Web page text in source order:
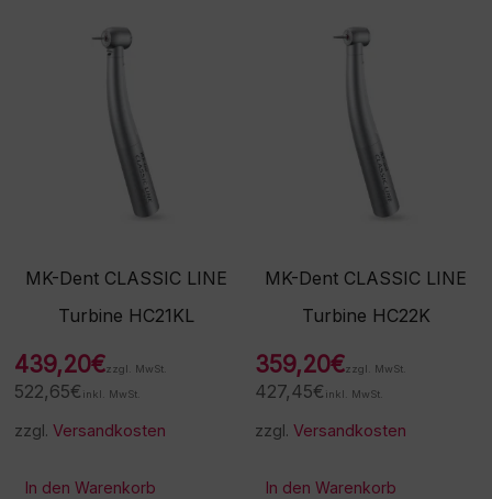
MK-Dent CLASSIC LINE
Turbine HC21KL
439,20€zzgl. MwSt.
522,65€ inkl. MwSt.
zzgl.Versandkosten
In den Warenkorb
MK-Dent CLASSIC LINE
Turbine HC22K
359,20€zzgl. MwSt.
427,45€ inkl. MwSt.
zzgl.Versandkosten
In den Warenkorb